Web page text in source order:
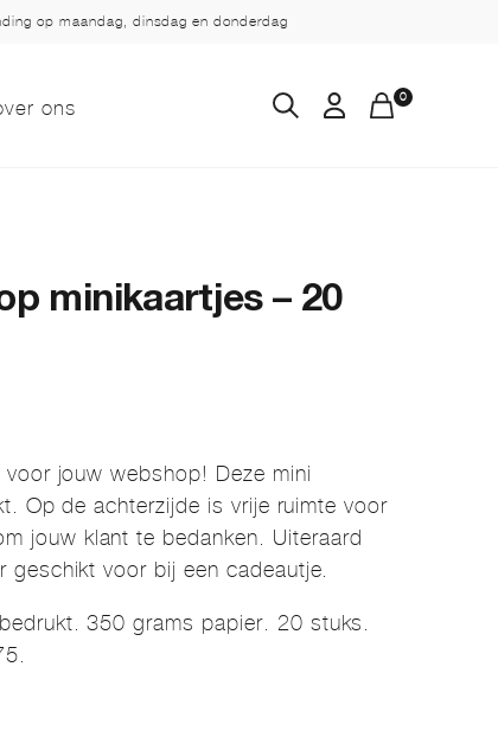
op maandag, dinsdag en donderdag
ons 0
minikaartjes – 20
jouw webshop! Deze mini
Op de achterzijde is vrije ruimte voor
jouw klant te bedanken. Uiteraard
geschikt voor bij een cadeautje.
350 grams papier. 20 stuks.